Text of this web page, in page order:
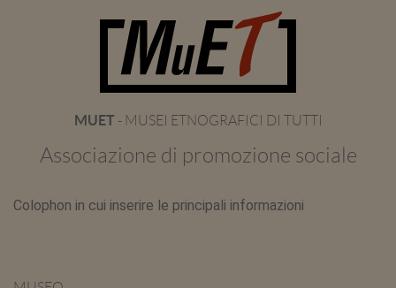
MUET - MUSEI ETNOGRAFICI DI TUTTI
Associazione di promozione sociale
Colophon in cui inserire le principali informazioni